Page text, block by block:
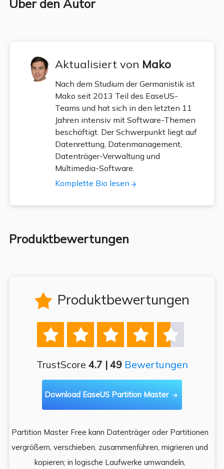
Über den Autor
Aktualisiert von Mako
Nach dem Studium der Germanistik ist
Mako seit 2013 Teil des EaseUS-
Teams und hat sich in den letzten 11
Jahren intensiv mit Software-Themen
beschäftigt. Der Schwerpunkt liegt auf
Datenrettung, Datenmanagement,
Datenträger-Verwaltung und
Multimedia-Software.
Komplette Bio lesen
Produktbewertungen
 Produktbewertungen
    
TrustScore 4.7 | 49 Bewertungen
Download EaseUS Partition Master 
Partition Master Free kann Datenträger oder Partitionen
vergrößern, verschieben, zusammenführen, migrieren und
kopieren; in logische Laufwerke umwandeln,